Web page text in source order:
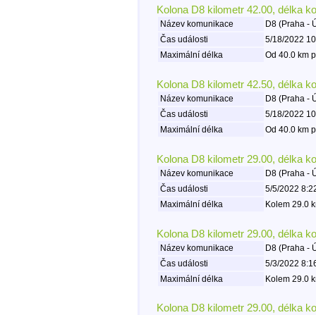
Kolona D8 kilometr 42.00, délka
Název komunikace
D8 (Praha -
Čas události
5/18/2022
Maximální délka
Od 40.0 km
Kolona D8 kilometr 42.50, délka
Název komunikace
D8 (Praha -
Čas události
5/18/2022
Maximální délka
Od 40.0 km
Kolona D8 kilometr 29.00, délka
Název komunikace
D8 (Praha -
Čas události
5/5/2022
Maximální délka
Kolem 29.0
Kolona D8 kilometr 29.00, délka
Název komunikace
D8 (Praha -
Čas události
5/3/2022
Maximální délka
Kolem 29.0
Kolona D8 kilometr 29.00, délka